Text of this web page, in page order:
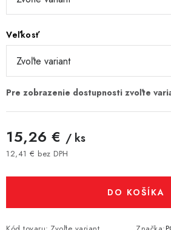
Veľkosť
15,26 € / ks
12,41 € bez DPH
DO KOŠÍKA